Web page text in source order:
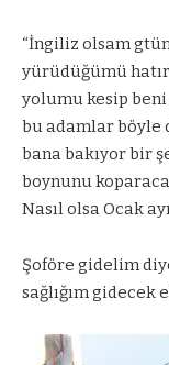
“İngiliz olsam
yürüdüğümü
yolumu kesip
bu adamlar böyle
bana bakıyor bir
boynunu
Nasıl olsa Ocak
Şoföre gidelim
sağlığım gidecek